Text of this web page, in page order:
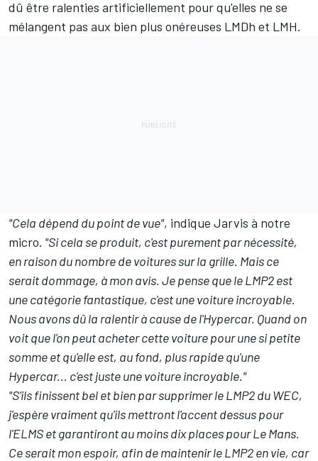
dû être ralenties artificiellement pour qu'elles ne se
mélangent pas aux bien plus onéreuses LMDh et LMH.
"Cela dépend du point de vue", indique Jarvis à notre
micro. "Si cela se produit, c'est purement par nécessité,
en raison du nombre de voitures sur la grille. Mais ce
serait dommage, à mon avis. Je pense que le LMP2 est
une catégorie fantastique, c'est une voiture incroyable.
Nous avons dû la ralentir à cause de l'Hypercar. Quand on
voit que l'on peut acheter cette voiture pour une si petite
somme et qu'elle est, au fond, plus rapide qu'une
Hypercar... c'est juste une voiture incroyable."
"S'ils finissent bel et bien par supprimer le LMP2 du WEC,
j'espère vraiment qu'ils mettront l'accent dessus pour
l'ELMS et garantiront au moins dix places pour Le Mans.
Ce serait mon espoir, afin de maintenir le LMP2 en vie, car